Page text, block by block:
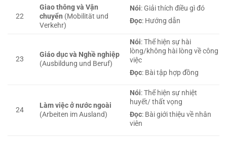
22
Giao thông và Vận
chuyển (Mobilität und
Verkehr)
Nói: Giải thích điều gì đó
Đọc: Hướng dẫn
23
Giáo dục và Nghề nghiệp
(Ausbildung und Beruf)
Nói: Thể hiện sự hài
lòng/không hài lòng về công
việc
Đọc: Bài tập hợp đồng
24
Làm việc ở nước ngoài
(Arbeiten im Ausland)
Nói: Thể hiện sự nhiệt
huyết/ thất vọng
Đọc: Bài giới thiệu về nhân
viên